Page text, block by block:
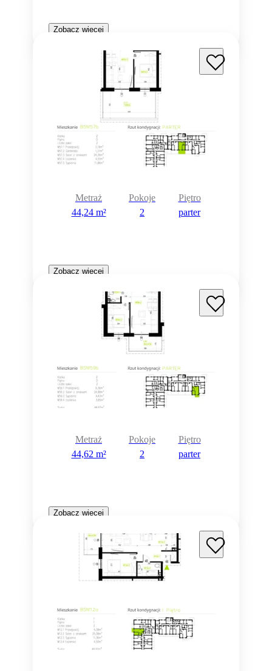
Zobacz więcej
Metraż
44,24 m²
Pokoje
2
Piętro
parter
Zobacz więcej
Metraż
44,62 m²
Pokoje
2
Piętro
parter
Zobacz więcej